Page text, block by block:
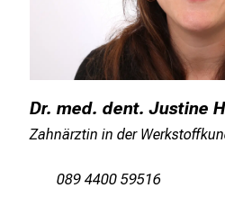
Dr. med. dent. Justine
Zahnärztin in der
089 4400 59516